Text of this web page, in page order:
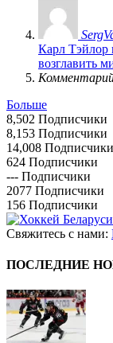
Карл
возглавить
Больше
8,502 Подписчики
8,153 Подписчики
14,008 Подписчики
624 Подписчики
--- Подписчики
2077 Подписчики
156 Подписчики
Свяжитесь с нами:
ПОСЛЕДНИЕ